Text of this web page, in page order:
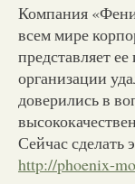
Компания
всем мире
представляет
организации
доверились в
Сейчас сделать
http://phoenix-